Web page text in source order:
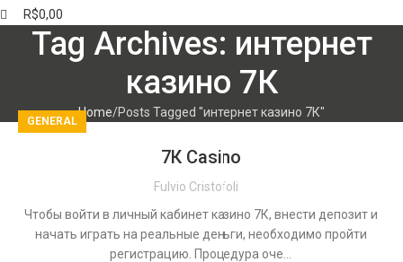
R$0,00
Tag Archives: интернет
казино 7К
Home Posts Tagged "интернет казино 7К"
GENERAL
7К Casino
Fulvio Cristofoli
Чтобы войти в личный кабинет казино 7К, внести депозит и
начать играть на реальные деньги, необходимо пройти
регистрацию. Процедура оче...